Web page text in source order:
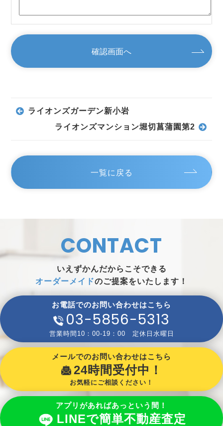
ライオンズガーデン新小岩
ライオンズマンション堀切菖蒲園第2
一覧に戻る
CONTACT
いえずかんだからこそできる
オーダーメイドのご提案をいたします！
お電話でのお問い合わせはこちら
03-5856-5313
営業時間10：00-19：00 定休日水曜日
メールでのお問い合わせはこちら
24時間受付中！
お気軽にご相談ください！
アプリがあればあっという間！
LINEで簡単不動産査定